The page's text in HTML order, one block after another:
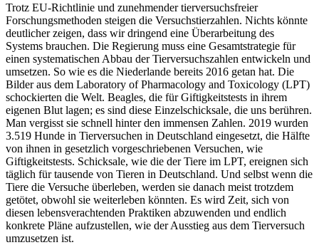
Trotz EU-Richtlinie und zunehmender tierversuchsfreier
Forschungsmethoden steigen die Versuchstierzahlen. Nichts könnte
deutlicher zeigen, dass wir dringend eine Überarbeitung des
Systems brauchen. Die Regierung muss eine Gesamtstrategie für
einen systematischen Abbau der Tierversuchszahlen entwickeln und
umsetzen. So wie es die Niederlande bereits 2016 getan hat. Die
Bilder aus dem Laboratory of Pharmacology and Toxicology (LPT)
schockierten die Welt. Beagles, die für Giftigkeitstests in ihrem
eigenen Blut lagen; es sind diese Einzelschicksale, die uns berühren.
Man vergisst sie schnell hinter den immensen Zahlen. 2019 wurden
3.519 Hunde in Tierversuchen in Deutschland eingesetzt, die Hälfte
von ihnen in gesetzlich vorgeschriebenen Versuchen, wie
Giftigkeitstests. Schicksale, wie die der Tiere im LPT, ereignen sich
täglich für tausende von Tieren in Deutschland. Und selbst wenn die
Tiere die Versuche überleben, werden sie danach meist trotzdem
getötet, obwohl sie weiterleben könnten. Es wird Zeit, sich von
diesen lebensverachtenden Praktiken abzuwenden und endlich
konkrete Pläne aufzustellen, wie der Ausstieg aus dem Tierversuch
umzusetzen ist.